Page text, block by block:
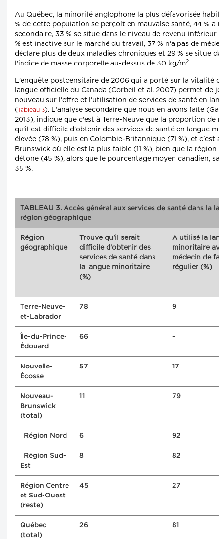
Au Québec, la minorité anglophone la plus défavorisée
% de cette population se perçoit en mauvaise santé, 44 %
secondaire, 33 % se situe dans le niveau de revenu
% est inactive sur le marché du travail, 37 % n'a pas de
déclare plus de deux maladies chroniques et 29 % se situe
l'indice de masse corporelle au-dessus de 30 kg/m2.
L'enquête postcensitaire de 2006 qui a porté sur la vitalité
langue officielle du Canada (Corbeil et al. 2007) permet de
nouveau sur l'offre et l'utilisation de services de santé en
( Tableau 3). L'analyse secondaire que nous en avons faite
2013), indique que c'est à Terre-Neuve que la proportion
qu'il est difficile d'obtenir des services de santé en langue
élevée (78 %), puis en Colombie-Britannique (71 %), et c'est
Brunswick où elle est la plus faible (11 %), bien que la
détone (45 %), alors que le pourcentage moyen canadien,
35 %.
TABLEAU 3. Accès général aux services de santé dans la
région géographique
Région
géographique
Trouve qu'il serait
difficile d'obtenir des
services de santé dans
la langue minoritaire
(%)
A utilisé la
minoritaire
médecin de
régulier (%)
Terre-Neuve-
et-Labrador
78 9
Île-du-Prince-
Édouard
66 –
Nouvelle-
Écosse
57 17
Nouveau-
Brunswick
(total)
11 79
Région Nord 6 92
Région Sud-
Est
8 82
Région Centre
et Sud-Ouest
(reste)
45 27
Québec
(total)
26 81